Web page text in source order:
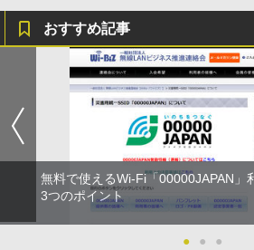
おすすめ記事
無料で使えるWi-Fi「00000JAPAN」
3つのポイント
● ● ●